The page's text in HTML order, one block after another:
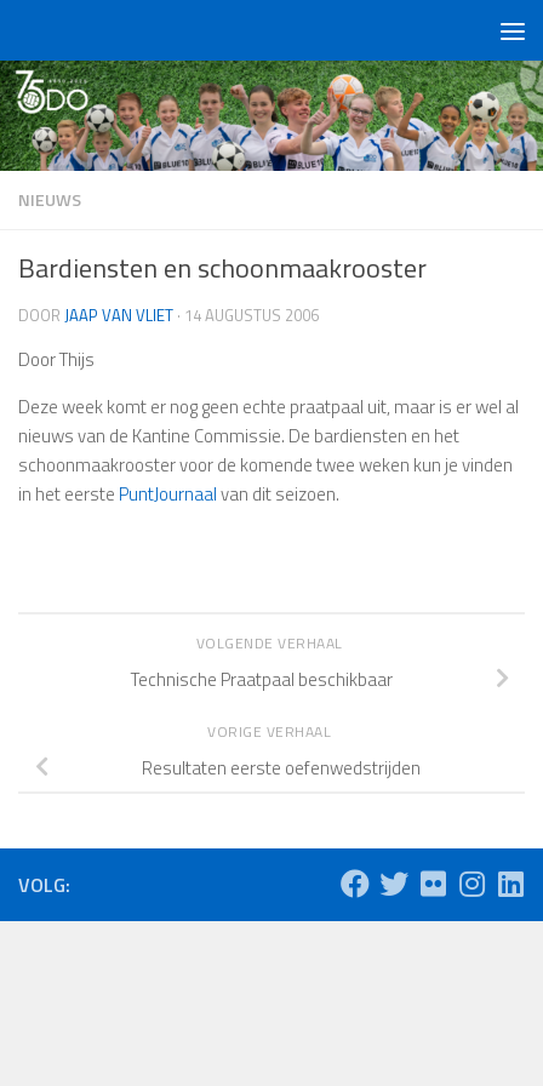
NIEUWS
Bardiensten en schoonmaakrooster
DOOR JAAP VAN VLIET · 14 AUGUSTUS 2006
Door Thijs
Deze week komt er nog geen echte praatpaal uit, maar is er wel al
nieuws van de Kantine Commissie. De bardiensten en het
schoonmaakrooster voor de komende twee weken kun je vinden
in het eerste PuntJournaalvan dit seizoen.
VOLGENDE VERHAAL
Technische Praatpaal beschikbaar
VORIGE VERHAAL
Resultaten eerste oefenwedstrijden
VOLG: